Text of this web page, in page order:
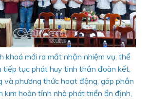
khoá mới ra mắt nhận nhiệm vụ, thể
tiếp tục phát huy tinh thần đoàn kết,
và phương thức hoạt động, góp phần
kim hoàn tỉnh nhà phát triển ổn định,